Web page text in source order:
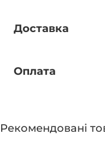
Доставка
Оплата
Рекомендовані